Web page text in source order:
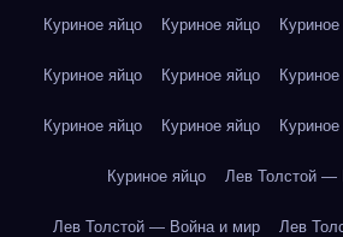
Куриное яйцо Куриное яйцо
Куриное яйцо Куриное яйцо
Куриное яйцо Куриное яйцо
Куриное яйцо Лев Толстой —
Лев Толстой — Война и мир Лев